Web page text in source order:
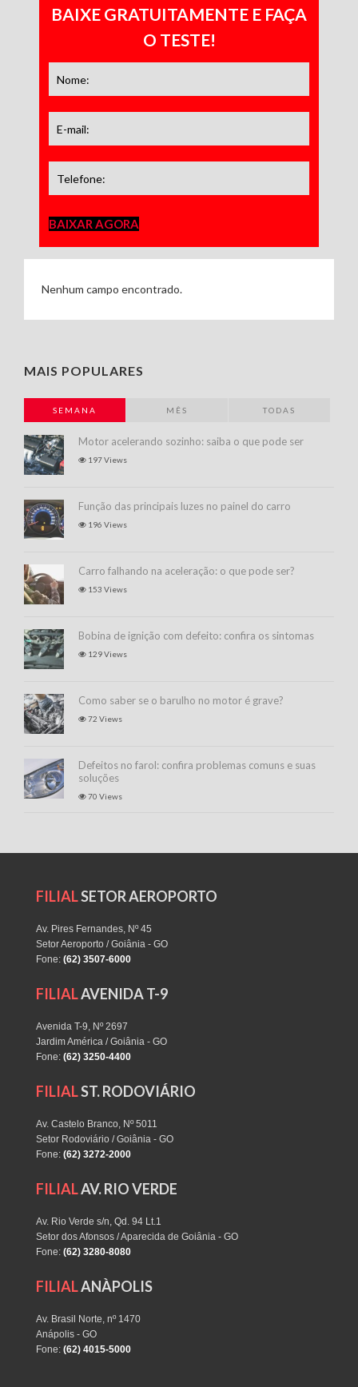
BAIXE GRATUITAMENTE E FAÇA
O TESTE!
BAIXAR AGORA
Nenhum campo encontrado.
MAIS POPULARES
SEMANA MÊS TODAS
Motor acelerando sozinho: saiba o que pode ser
197 Views
Função das principais luzes no painel do carro
196 Views
Carro falhando na aceleração: o que pode ser?
153 Views
Bobina de ignição com defeito: confira os sintomas
129 Views
Como saber se o barulho no motor é grave?
72 Views
Defeitos no farol: confira problemas comuns e suas
soluções
70 Views
FILIALSETOR AEROPORTO
Av. Pires Fernandes, Nº 45
Setor Aeroporto / Goiânia - GO
Fone: (62) 3507-6000
FILIALAVENIDA T-9
Avenida T-9, Nº 2697
Jardim América / Goiânia - GO
Fone: (62) 3250-4400
FILIALST. RODOVIÁRIO
Av. Castelo Branco, Nº 5011
Setor Rodoviário / Goiânia - GO
Fone: (62) 3272-2000
FILIALAV. RIO VERDE
Av. Rio Verde s/n, Qd. 94 Lt.1
Setor dos Afonsos / Aparecida de Goiânia - GO
Fone: (62) 3280-8080
FILIALANÀPOLIS
Av. Brasil Norte, nº 1470
Anápolis - GO
Fone: (62) 4015-5000